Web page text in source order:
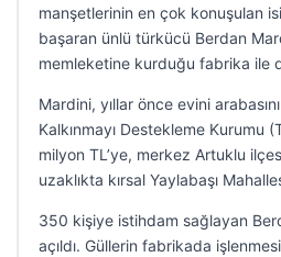
manşetlerinin en çok konuşulan
başaran ünlü türkücü Berdan
memleketine kurduğu fabrika ile
Mardini, yıllar önce evini
Kalkınmayı Destekleme Kurumu
milyon TL’ye, merkez Artuklu
uzaklıkta kırsal Yaylabaşı
350 kişiye istihdam sağlayan
açıldı. Güllerin fabrikada